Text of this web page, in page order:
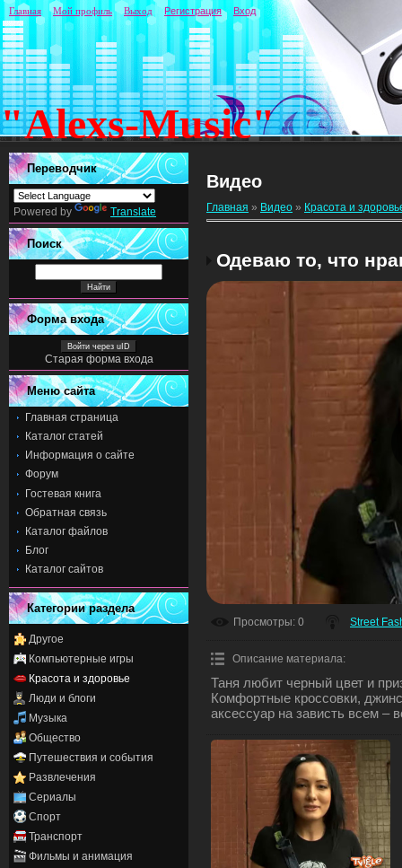
"Alexs-Music"
Главная Мой профиль Выход Регистрация Вход
Переводчик
Powered by Translate
Поиск
Форма входа
Войти через uID
Старая форма входа
Меню сайта
Главная страница
Каталог статей
Информация о сайте
Форум
Гостевая книга
Обратная связь
Каталог файлов
Блог
Каталог сайтов
Категории раздела
Другое
Компьютерные игры
Красота и здоровье
Люди и блоги
Музыка
Общество
Путешествия и события
Развлечения
Сериалы
Спорт
Транспорт
Фильмы и анимация
Видео
Главная » Видео » Красота и
Одеваю то, что
Просмотры: 0 Street
Описание материала:
Таня любит черный цвет и
Комфортные кроссовки,
аксессуар на зависть всем –